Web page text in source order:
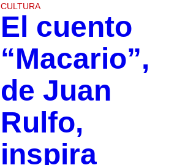
CULTURA
El cuento
“Macario”,
de Juan
Rulfo,
inspira